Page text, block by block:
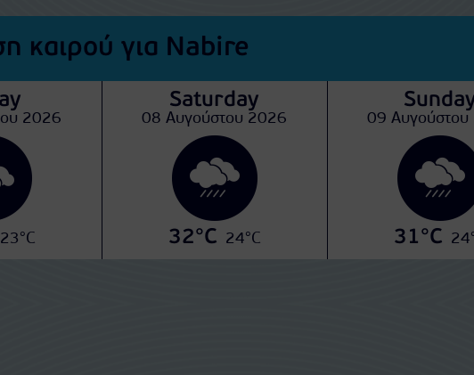
καιρού για Nabire
2026
23°C
Saturday
08 Αυγούστου 2026
32°C 24°C
09
31°C